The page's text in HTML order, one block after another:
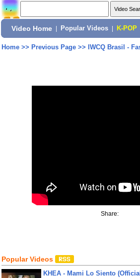
Video Home Popular Videos K-POP
Home>> Previous Page>> IWCQ Brasil -
Share:
Popular Videos
KHEA - Mami Lo Siento